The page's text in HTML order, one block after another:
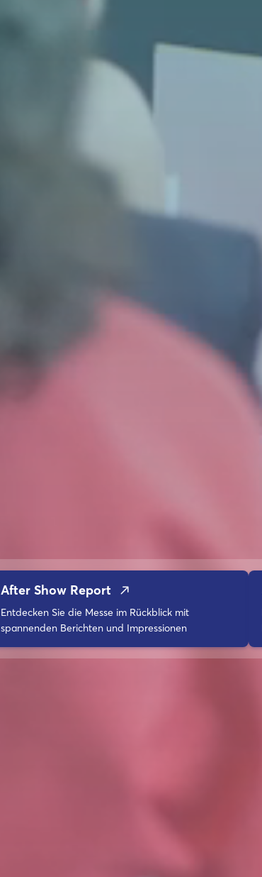
After Show Report
Entdecken Sie die Messe im Rückblick mit
spannenden Berichten und Impressionen